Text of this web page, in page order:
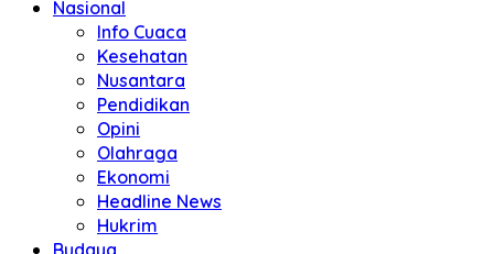
Nasional
Info Cuaca
Kesehatan
Nusantara
Pendidikan
Opini
Olahraga
Ekonomi
Headline News
Hukrim
Budaya